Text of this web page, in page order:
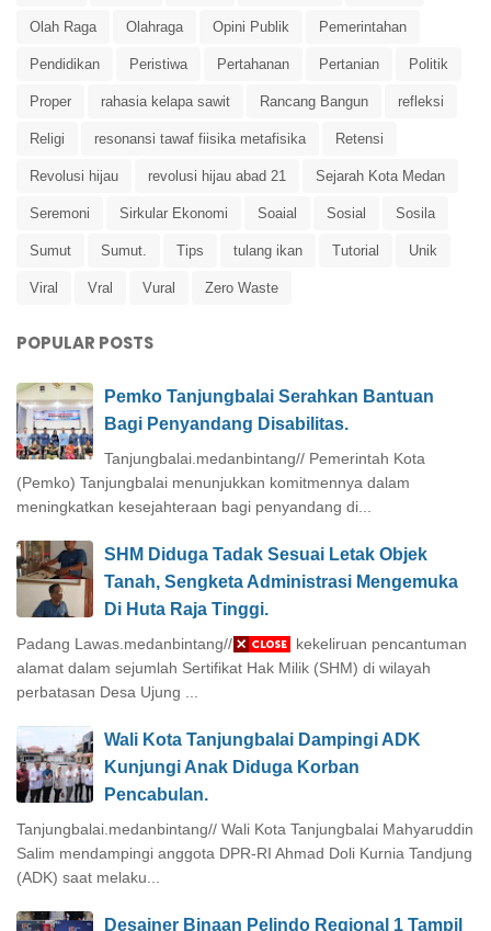
Olah Raga Olahraga Opini Publik Pemerintahan
Pendidikan Peristiwa Pertahanan Pertanian Politik
Proper rahasia kelapa sawit Rancang Bangun refleksi
Religi resonansi tawaf fiisika metafisika Retensi
Revolusi hijau revolusi hijau abad 21 Sejarah Kota Medan
Seremoni Sirkular Ekonomi Soaial Sosial Sosila
Sumut Sumut. Tips tulang ikan Tutorial Unik
Viral Vral Vural Zero Waste
POPULAR POSTS
Pemko Tanjungbalai Serahkan Bantuan
Bagi Penyandang Disabilitas.
Tanjungbalai.medanbintang// Pemerintah Kota
(Pemko) Tanjungbalai menunjukkan komitmennya dalam
meningkatkan kesejahteraan bagi penyandang di...
SHM Diduga Tadak Sesuai Letak Objek
Tanah, Sengketa Administrasi Mengemuka
Di Huta Raja Tinggi.
Padang Lawas.medanbintang// Dugaan kekeliruan pencantuman
alamat dalam sejumlah Sertifikat Hak Milik (SHM) di wilayah
perbatasan Desa Ujung ...
Wali Kota Tanjungbalai Dampingi ADK
Kunjungi Anak Diduga Korban
Pencabulan.
Tanjungbalai.medanbintang// Wali Kota Tanjungbalai Mahyaruddin
Salim mendampingi anggota DPR-RI Ahmad Doli Kurnia Tandjung
(ADK) saat melaku...
Desainer Binaan Pelindo Regional 1 Tampil